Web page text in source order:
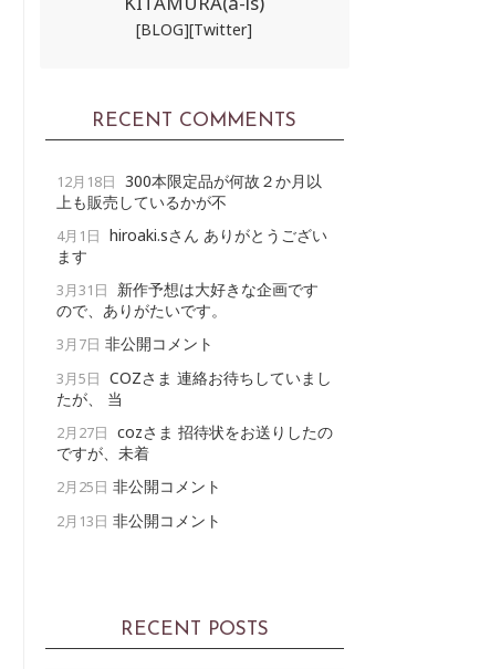
[BLOG][Twitter]
RECENT COMMENTS
12月18日 300本限定品が何故２か月以
上も販売しているかが不
4月1日 hiroaki.sさん ありがとうござい
ます
3月31日
新作予想は大好きな企画です
ので、ありがたいです。
3月7日 非公開コメント
3月5日 COZさま 連絡お待ちしていまし
たが、 当
2月27日 cozさま 招待状をお送りしたの
ですが、未着
2月25日 非公開コメント
2月13日 非公開コメント
RECENT POSTS